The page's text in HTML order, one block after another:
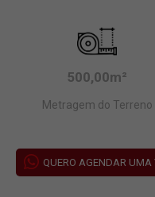
500,00m²
Metragem do Terreno
QUERO AGENDAR UMA